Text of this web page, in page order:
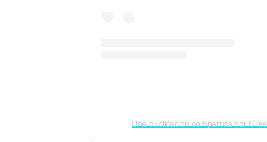
Una publicación compartida por